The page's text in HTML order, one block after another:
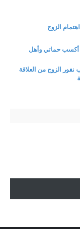
الزوج
أكسب حماتي وأهل
نفور الزوج من العلاقة